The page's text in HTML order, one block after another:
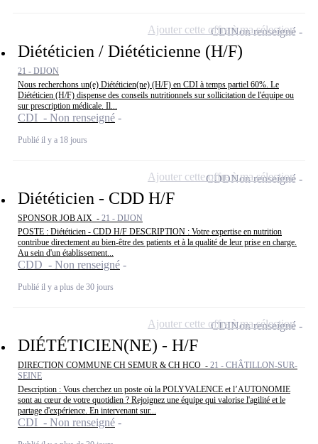
Diététicien / Diététicienne (H/F)
21 - DIJON
Nous recherchons un(e) Diététicien(ne) (H/F) en CDI à temps partiel 60%. Le
Diététicien (H/F) dispense des conseils nutritionnels sur sollicitation de l'équipe ou
sur prescription médicale. Il...
CDI - Non renseigné
Publié il y a 18 jours
CDINon renseigné
Ajouter cette offre à ma sélection
Diététicien - CDD H/F
SPONSOR JOB AIX - 21 - DIJON
POSTE : Diététicien - CDD H/F DESCRIPTION : Votre expertise en nutrition
contribue directement au bien-être des patients et à la qualité de leur prise en charge.
Au sein d'un établissement...
CDD - Non renseigné
Publié il y a plus de 30 jours
CDDNon renseigné
Ajouter cette offre à ma sélection
DIÉTÉTICIEN(NE) - H/F
DIRECTION COMMUNE CH SEMUR & CH HCO - 21 - CHÂTILLON-SUR-
SEINE
Description : Vous cherchez un poste où la POLYVALENCE et l’AUTONOMIE
sont au cœur de votre quotidien ? Rejoignez une équipe qui valorise l'agilité et le
partage d'expérience. En intervenant sur...
CDI - Non renseigné
CDINon renseigné
Ajouter cette offre à ma sélection